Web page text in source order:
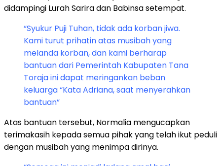
didampingi Lurah Sarira dan Babinsa setempat.
“Syukur Puji Tuhan, tidak ada korban jiwa.
Kami turut prihatin atas musibah yang
melanda korban, dan kami berharap
bantuan dari Pemerintah Kabupaten Tana
Toraja ini dapat meringankan beban
keluarga “Kata Adriana, saat menyerahkan
bantuan”
Atas bantuan tersebut, Normalia mengucapkan
terimakasih kepada semua pihak yang telah ikut peduli
dengan musibah yang menimpa dirinya.